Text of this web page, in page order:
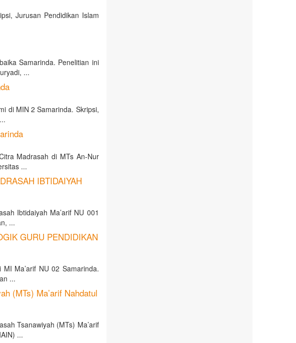
Jurusan Pendidikan Islam
Samarinda. Penelitian ini
...
di MIN 2 Samarinda. Skripsi,
Madrasah di MTs An-Nur
...
IBTIDAIYAH
Ibtidaiyah Ma’arif NU 001
...
GURU PENDIDIKAN
Ma’arif NU 02 Samarinda.
...
(MTs) Ma’arif Nahdatul
Tsanawiyah (MTs) Ma’arif
...